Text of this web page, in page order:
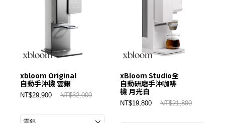
xbloom Original
自動手沖機 雲銀
NT$29,900 NT$32,000
xBloom Studio全
自動研磨手沖咖啡
機 月光白
NT$19,800 NT$21,800